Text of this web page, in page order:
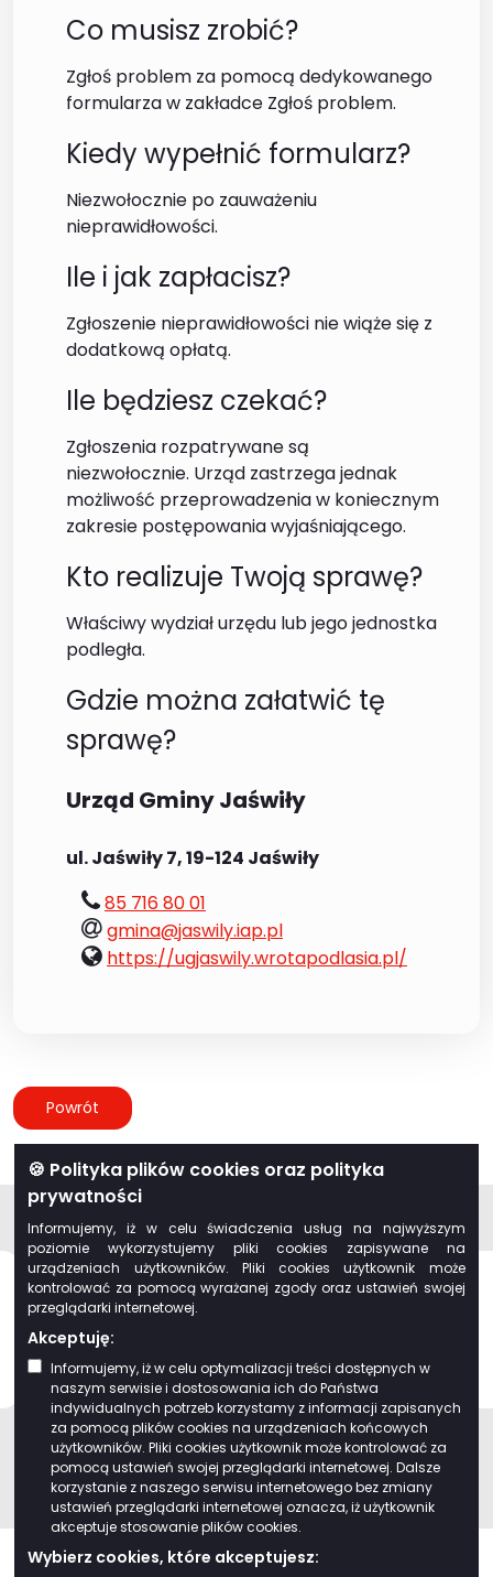
🍪 Polityka plików cookies oraz polityka
prywatności
Informujemy, iż w celu świadczenia usług na najwyższym
poziomie wykorzystujemy pliki cookies zapisywane na
urządzeniach użytkowników. Pliki cookies użytkownik może
kontrolować za pomocą wyrażanej zgody oraz ustawień swojej
przeglądarki internetowej.
Akceptuję:
Informujemy, iż w celu optymalizacji treści dostępnych w
naszym serwisie i dostosowania ich do Państwa
indywidualnych potrzeb korzystamy z informacji zapisanych
za pomocą plików cookies na urządzeniach końcowych
użytkowników. Pliki cookies użytkownik może kontrolować za
pomocą ustawień swojej przeglądarki internetowej. Dalsze
korzystanie z naszego serwisu internetowego bez zmiany
ustawień przeglądarki internetowej oznacza, iż użytkownik
akceptuje stosowanie plików cookies.
Wybierz cookies, które akceptujesz:
Co musisz zrobić?
Zgłoś problem za pomocą dedykowanego
formularza w zakładce Zgłoś problem.
Kiedy wypełnić formularz?
Niezwołocznie po zauważeniu
nieprawidłowości.
Ile i jak zapłacisz?
Zgłoszenie nieprawidłowości nie wiąże się z
dodatkową opłatą.
Ile będziesz czekać?
Zgłoszenia rozpatrywane są
niezwołocznie. Urząd zastrzega jednak
możliwość przeprowadzenia w koniecznym
zakresie postępowania wyjaśniającego.
Kto realizuje Twoją sprawę?
Właściwy wydział urzędu lub jego jednostka
podległa.
Gdzie można załatwić tę
sprawę?
Urząd Gminy Jaświły
ul. Jaświły 7, 19-124 Jaświły
tel.:
85 716 80 01
e-
mail:
gmina@jaswily.iap.pl
www:
https://ugjaswily.wrotapodlasia.pl/
Powrót